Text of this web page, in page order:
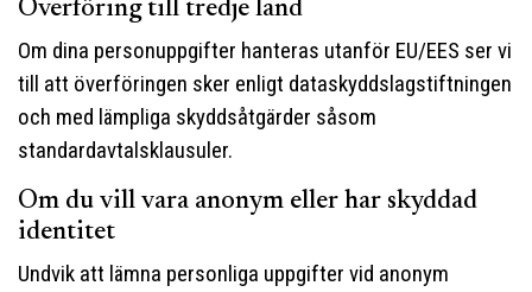
Överföring till tredje land
Om dina personuppgifter hanteras utanför EU/EES ser vi
till att överföringen sker enligt dataskyddslagstiftningen
och med lämpliga skyddsåtgärder såsom
standardavtalsklausuler.
Om du vill vara anonym eller har skyddad
identitet
Undvik att lämna personliga uppgifter vid anonym